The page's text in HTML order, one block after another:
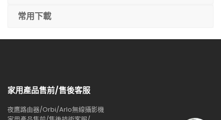
常用下載
家用產品售前/售後客服
夜鷹路由器/Orbi/Arlo無線攝影機